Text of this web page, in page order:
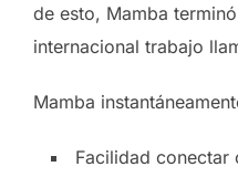
de esto, Mamba
internacional trabajo
Mamba
Facilidad conectar